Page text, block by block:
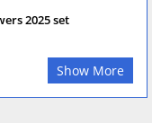
2025 set
Show More